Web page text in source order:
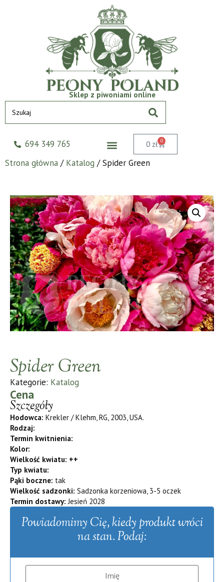
Sklep z piwoniami online
694 349 765 0 zł 0
Strona główna / Katalog / Spider Green
Spider Green
Kategorie: Katalog
Cena
Szczegóły
Hodowca: Krekler / Klehm, RG, 2003, USA.
Rodzaj:
Termin kwitnienia:
Kolor:
Wielkość kwiatu: ++
Typ kwiatu:
Pąki boczne: tak
Wielkość sadzonki: Sadzonka korzeniowa, 3-5 oczek
Termin dostawy: Jesień 2028
Powiadomimy Cię, kiedy produkt wróci
na stan. Podaj: